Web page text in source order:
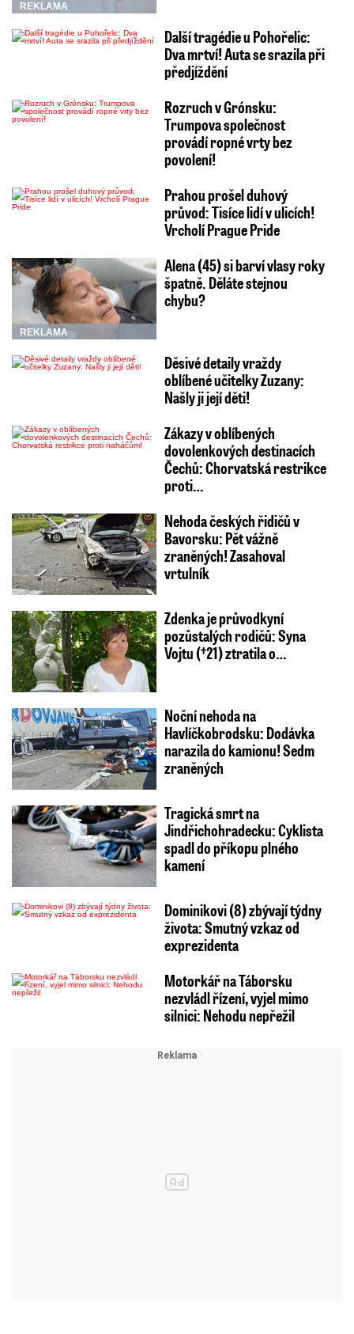
REKLAMA
Další tragédie u Pohořelic:
Dva mrtví! Auta se srazila při
předjíždění
Rozruch v Grónsku:
Trumpova společnost
provádí ropné vrty bez
povolení!
Prahou prošel duhový
průvod: Tisíce lidí v ulicích!
Vrcholí Prague Pride
REKLAMA
Alena (45) si barví vlasy roky
špatně. Děláte stejnou
chybu?
Děsivé detaily vraždy
oblíbené učitelky Zuzany:
Našly ji její děti!
Zákazy v oblíbených
dovolenkových destinacích
Čechů: Chorvatská restrikce
proti…
Nehoda českých řidičů v
Bavorsku: Pět vážně
zraněných! Zasahoval
vrtulník
Zdenka je průvodkyní
pozůstalých rodičů: Syna
Vojtu (†21) ztratila o…
Noční nehoda na
Havlíčkobrodsku: Dodávka
narazila do kamionu! Sedm
zraněných
Tragická smrt na
Jindřichohradecku: Cyklista
spadl do příkopu plného
kamení
Dominikovi (8) zbývají týdny
života: Smutný vzkaz od
exprezidenta
Motorkář na Táborsku
nezvládl řízení, vyjel mimo
silnici: Nehodu nepřežil